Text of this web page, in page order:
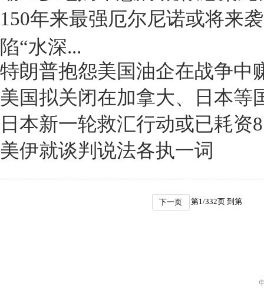
150年来最强厄尔尼诺或将来
陷“水深...
特朗普抱怨美国油企在战争中
美国拟关闭在加拿大、日本等
日本新一轮救汇行动或已耗资
美伊就谈判说法各执一词
下一页 第1/332页 到第